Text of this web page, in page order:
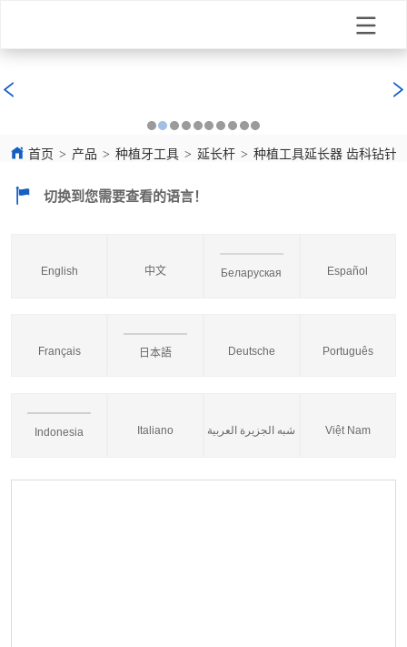
首页 > 产品 > 种植牙工具 > 延长杆 > 种植工具延长器 齿科钻针
切换到您需要查看的语言！
English 中文 Беларуская Español
Français 日本語 Deutsche Português
Indonesia Italiano شبه الجزيرة العربية Việt Nam